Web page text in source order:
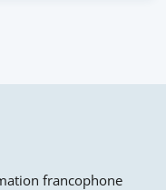
francophone